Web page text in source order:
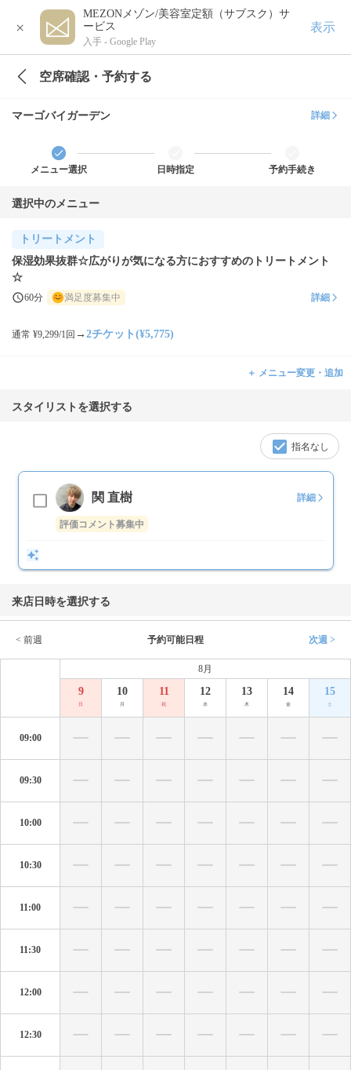
×
MEZONメゾン/美容室定額（サブスク）サ
ービス
入手 - Google Play
表示
空席確認・予約する
マーゴバイガーデン 詳細
メニュー選択 日時指定 予約手続き
選択中のメニュー
トリートメント
保湿効果抜群☆広がりが気になる方におすすめのトリートメント
☆
60分 満足度募集中 詳細
通常 ¥9,299/1回 → 2チケット(¥5,775)
＋ メニュー変更・追加
スタイリストを選択する
指名なし
関 直樹 詳細
評価コメント募集中
来店日時を選択する
< 前週 予約可能日程 次週 >
8月
9
日
10
月
11
祝
12
水
13
木
14
金
15
土
09:00
09:30
10:00
10:30
11:00
11:30
12:00
12:30